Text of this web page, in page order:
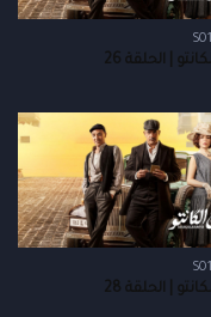
| الحلقة 26
| الحلقة 28